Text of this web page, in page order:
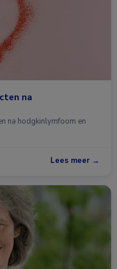
na
na hodgkinlymfoom en
Lees meer →